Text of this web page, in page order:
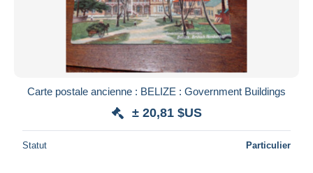
Carte postale ancienne : BELIZE : Government Buildings
± 20,81 $US
Statut Particulier